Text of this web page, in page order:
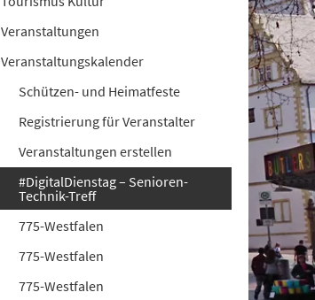
Veranstaltungen
Veranstaltungskalender
Schützen- und Heimatfeste
Registrierung für Veranstalter
Veranstaltungen erstellen
#DigitalDienstag – Senioren-
Technik-Treff
775-Westfalen
775-Westfalen
775-Westfalen